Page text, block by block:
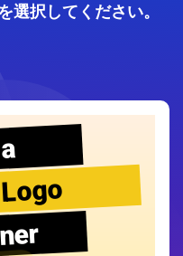
選択してください。